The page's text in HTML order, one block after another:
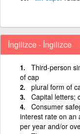
İngilizce - İngilizce
Third-person
of cap
plural form of
Capital letters;
Consumer
interest rate on an
per year and/or